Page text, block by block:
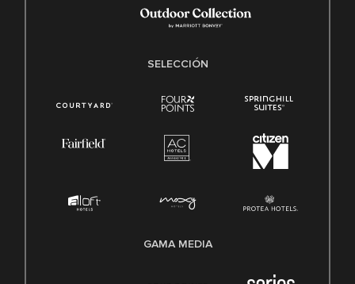
SELECCIÓN
GAMA MEDIA